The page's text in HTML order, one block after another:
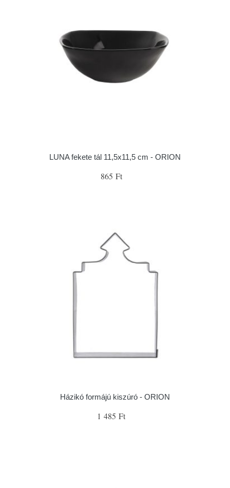
LUNA fekete tál 11,5x11,5 cm - ORION
865 Ft
Házikó formájú kiszúró - ORION
1 485 Ft